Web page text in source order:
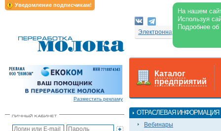
Уведомление подписчикам!
На нашем
Используя
Подробнее
Электронная версия
Разместить рекламу
Каталог
предприятий
ОТРАСЛЕВАЯ ИНФОРМАЦИЯ
Вебинары